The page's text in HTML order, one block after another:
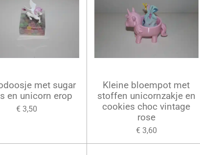
met sugar
en unicorn erop
€ 3,50
Kleine bloempot met
stoffen unicornzakje en
cookies choc vintage
rose
€ 3,60